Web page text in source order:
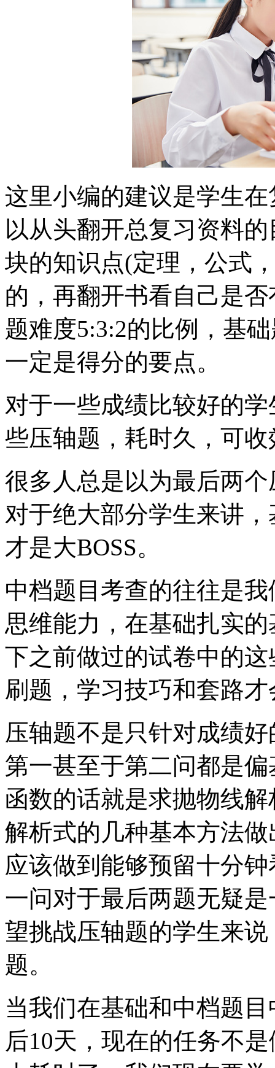
这里小编的建议是学生
以从头翻开总复习资料
块的知识点(定理，公式
的，再翻开书看自己是
题难度5:3:2的比例，基
一定是得分的要点。
对于一些成绩比较好的
些压轴题，耗时久，可
很多人总是以为最后两
对于绝大部分学生来讲
才是大BOSS。
中档题目考查的往往是
思维能力，在基础扎实
下之前做过的试卷中的
刷题，学习技巧和套路
压轴题不是只针对成绩
第一甚至于第二问都是
函数的话就是求抛物线
解析式的几种基本方法
应该做到能够预留十分
一问对于最后两题无疑
望挑战压轴题的学生来
题。
当我们在基础和中档题
后10天，现在的任务不